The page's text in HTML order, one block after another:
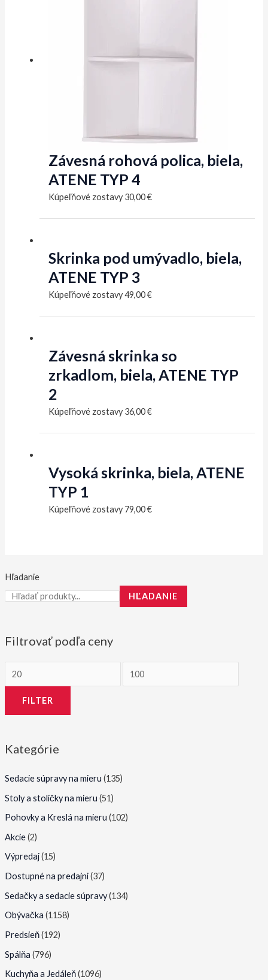
Hľadanie
HĽADANIE
Filtrovať podľa ceny
M
i
á
l
e
n
a
a
l
FILTER
Kategórie
Sedacie súpravy na mieru (135)
Stoly a stoličky na mieru (51)
Pohovky a Kreslá na mieru (102)
Akcie(2)
Výpredaj(15)
Dostupné na predajni(37)
Sedačky a sedacie súpravy(134)
Obývačka (1158)
Predsieň(192)
Spálňa (796)
Kuchyňa a Jedáleň(1096)
Závesná rohová polica, biela,
ATENE TYP 4
Kúpeľňové zostavy30,00€
Skrinka pod umývadlo, biela,
ATENE TYP 3
Kúpeľňové zostavy49,00€
Závesná skrinka so
zrkadlom, biela, ATENE TYP
2
Kúpeľňové zostavy36,00€
Vysoká skrinka, biela, ATENE
TYP 1
Kúpeľňové zostavy79,00€